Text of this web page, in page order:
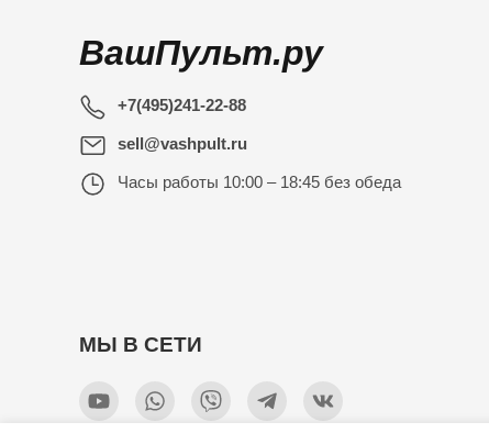
ВашПульт.ру
+7(495)241-22-88
sell@vashpult.ru
Часы работы 10:00 – 18:45 без обеда
МЫ В СЕТИ